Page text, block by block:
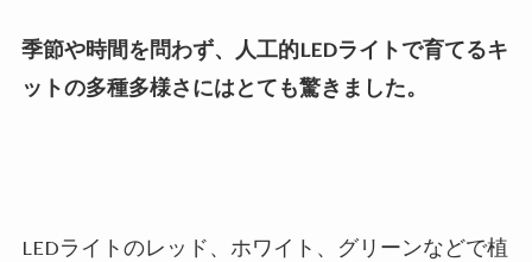
季節や時間を問わず、人工的LEDライトで育てるキ
ットの多種多様さにはとても驚きました。
LEDライトのレッド、ホワイト、グリーンなどで植